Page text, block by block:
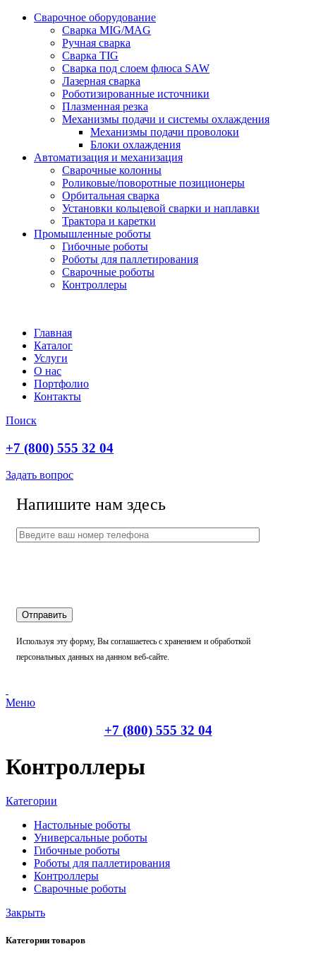
Сварочное оборудование
Сварка MIG/MAG
Ручная сварка
Сварка TIG
Сварка под слоем флюса SAW
Лазерная сварка
Роботизированные источники
Плазменная резка
Механизмы подачи и системы охлаждения
Механизмы подачи проволоки
Блоки охлаждения
Автоматизация и механизация
Сварочные колонны
Роликовые/поворотные позиционеры
Орбитальная сварка
Установки кольцевой сварки и наплавки
Трактора и каретки
Промышленные роботы
Гибочные роботы
Роботы для паллетирования
Сварочные роботы
Контроллеры
Главная
Каталог
Услуги
О нас
Портфолио
Контакты
Поиск
+7 (800) 555 32 04
Задать вопрос
Напишите нам здесь
Используя эту форму, Вы соглашаетесь с хранением и обработкой
персональных данных на данном веб-сайте.
Меню
+7 (800) 555 32 04
Контроллеры
Категории
Настольные роботы
Универсальные роботы
Гибочные роботы
Роботы для паллетирования
Контроллеры
Сварочные роботы
Закрыть
Категории товаров